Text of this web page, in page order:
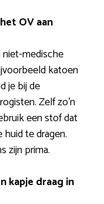
OV aan
medische
katoen
je bij de
Zelf zo’n
een stof dat
te dragen.
zijn prima.
kapje draag in